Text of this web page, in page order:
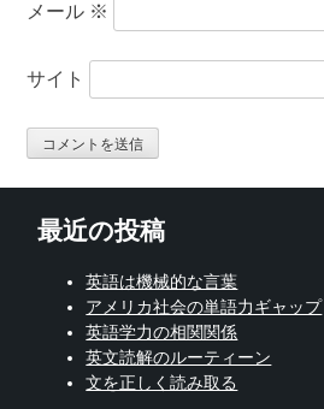
メール ※
サイト
最近の投稿
英語は機械的な言葉
アメリカ社会の単語力ギャップ
英語学力の相関関係
英文読解のルーティーン
文を正しく読み取る